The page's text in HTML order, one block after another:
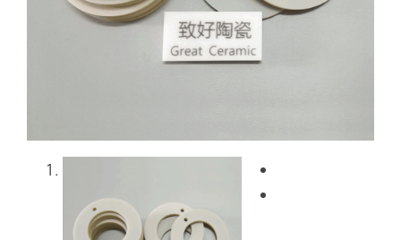
Skontaktuj się z nami